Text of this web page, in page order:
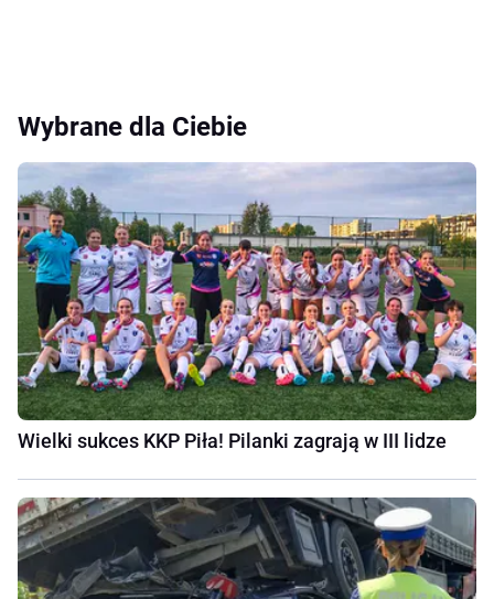
Wybrane dla Ciebie
Wielki sukces KKP Piła! Pilanki zagrają w III lidze